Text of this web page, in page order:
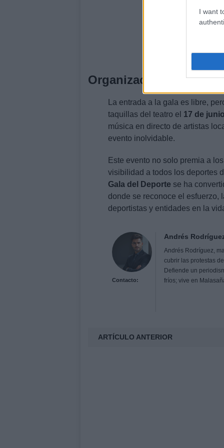
I want
Organización y
La entrada a la gala es libre,
taquillas del teatro el 17 de junio
música en directo de artistas
evento inolvidable.
Este evento no solo premia a
visibilidad a todos los deportes
Gala del Deporte se ha
donde se reconoce el esfuerzo,
deportistas y entidades en la
Contacto:
Andrés
Andrés Rodríguez,
cubrir las protestas
Defiende un
fríos; vive en
ARTÍCULO ANTERIOR